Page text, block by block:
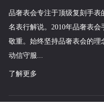
品奢表会专注于顶级复刻手表
名表行解说。2010年品奢表
敬重。始终坚持品奢表会的
动信守服...
了解更多